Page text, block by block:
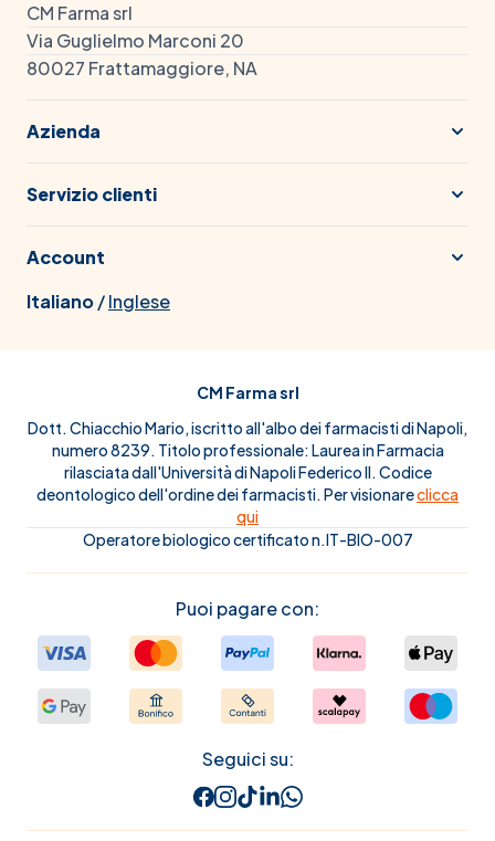
CM Farma srl
Via Guglielmo Marconi 20
80027 Frattamaggiore, NA
Azienda
Servizio clienti
Account
Italiano/Inglese
CM Farma srl
Dott. Chiacchio Mario, iscritto all'albo dei farmacisti di Napoli,
numero 8239. Titolo professionale: Laurea in Farmacia
rilasciata dall'Università di Napoli Federico II. Codice
deontologico dell'ordine dei farmacisti. Per visionareclicca
qui
Operatore biologico certificato n.IT-BIO-007
Puoi pagare con:
Seguici su: